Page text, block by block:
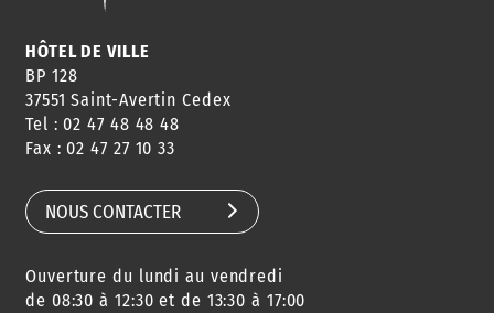
HORAIRES
CONSEILS
DE QUARTIER
AGENDA
DES SORTIES
URBANISME
HÔTEL DE VILLE
BP 128
37551 Saint-Avertin Cedex
Tel : 02 47 48 48 48
Fax : 02 47 27 10 33
NOUS CONTACTER
Ouverture du lundi au vendredi
de 08:30 à 12:30 et de 13:30 à 17:00